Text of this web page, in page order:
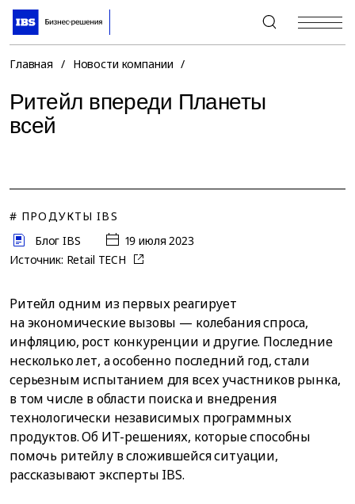
+7 (495) 967-80-80
Главная / Новости компании /
Ритейл впереди Планеты
всей
# ПРОДУКТЫ IBS
Блог IBS
19 июля 2023
Источник: Retail TECH
Ритейл одним из первых реагирует
на экономические вызовы — колебания спроса,
инфляцию, рост конкуренции и другие. Последние
несколько лет, а особенно последний год, стали
серьезным испытанием для всех участников рынка,
в том числе в области поиска и внедрения
технологически независимых программных
продуктов. Об ИТ-решениях, которые способны
помочь ритейлу в сложившейся ситуации,
рассказывают эксперты IBS.